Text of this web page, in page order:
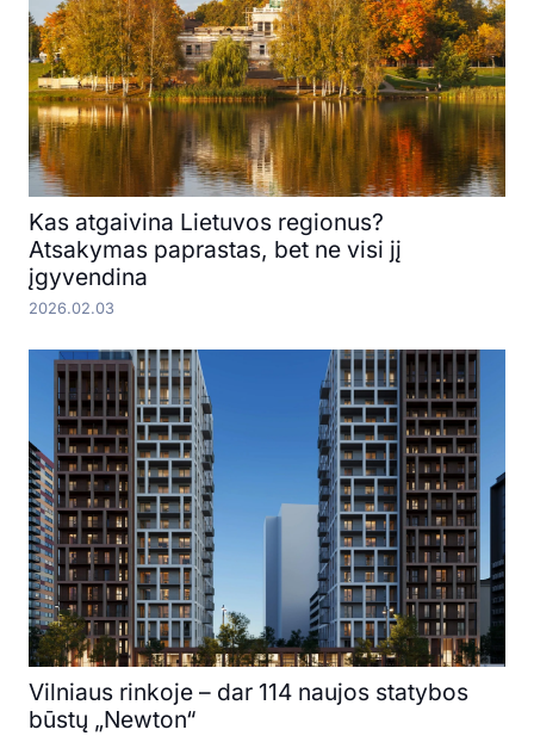
Kas atgaivina Lietuvos regionus?
Atsakymas paprastas, bet ne visi jį
įgyvendina
2026.02.03
Vilniaus rinkoje – dar 114 naujos statybos
būstų „Newton“